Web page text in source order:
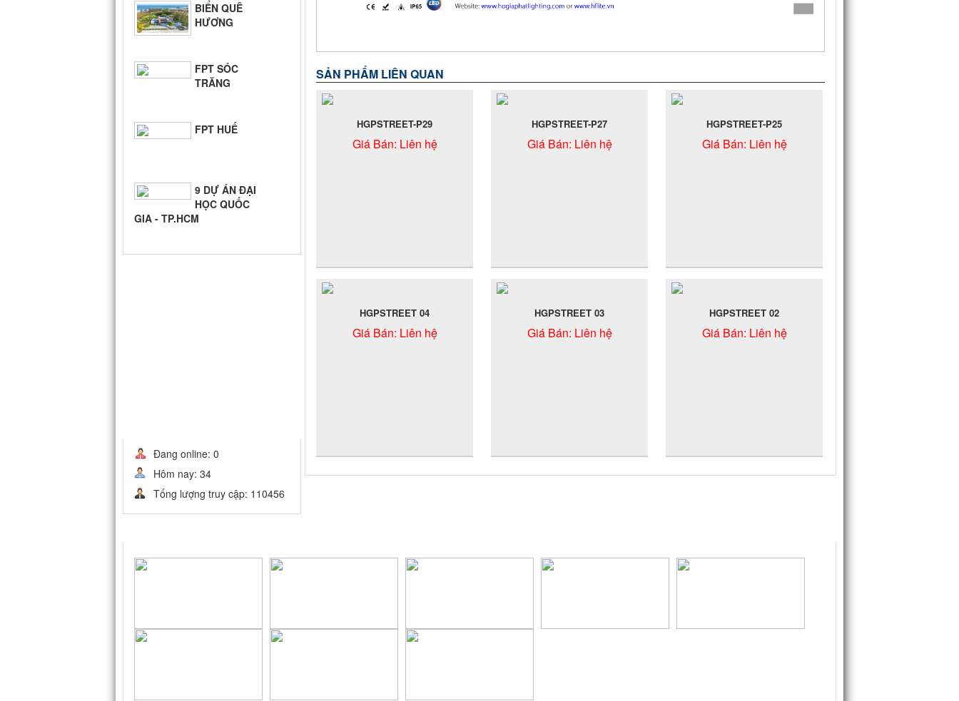
BIỂN QUÊ
HƯƠNG
FPT SÓC
TRĂNG
FPT HUẾ
9 DỰ ÁN ĐẠI
HỌC QUỐC
GIA - TP.HCM
Đang online: 0
Hôm nay: 34
Tống lượng truy cập: 110456
SẢN PHẨM LIÊN QUAN
HGPSTREET-P29
Giá Bán: Liên hệ
HGPSTREET-P27
Giá Bán: Liên hệ
HGPSTREET-P25
Giá Bán: Liên hệ
HGPSTREET 04
Giá Bán: Liên hệ
HGPSTREET 03
Giá Bán: Liên hệ
HGPSTREET 02
Giá Bán: Liên hệ